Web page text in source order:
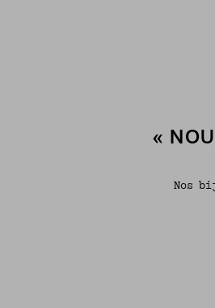
«
Nos